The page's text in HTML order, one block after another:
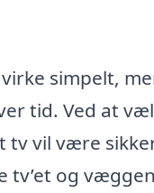
simpelt,
tid. Ved at
tv vil være
og